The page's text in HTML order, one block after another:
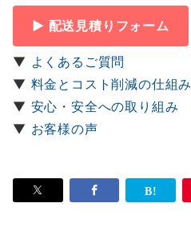
▶ 配送見積りフォーム
▼ よくあるご質問
▼ 料金とコスト削減の仕組み
▼ 安心・安全への取り組み
▼ お客様の声